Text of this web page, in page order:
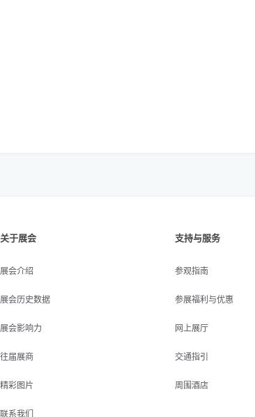
关于展会
展会介绍
展会历史数据
展会影响力
往届展商
精彩图片
联系我们
支持与服务
参观指南
参展福利与优惠
网上展厅
交通指引
周围酒店